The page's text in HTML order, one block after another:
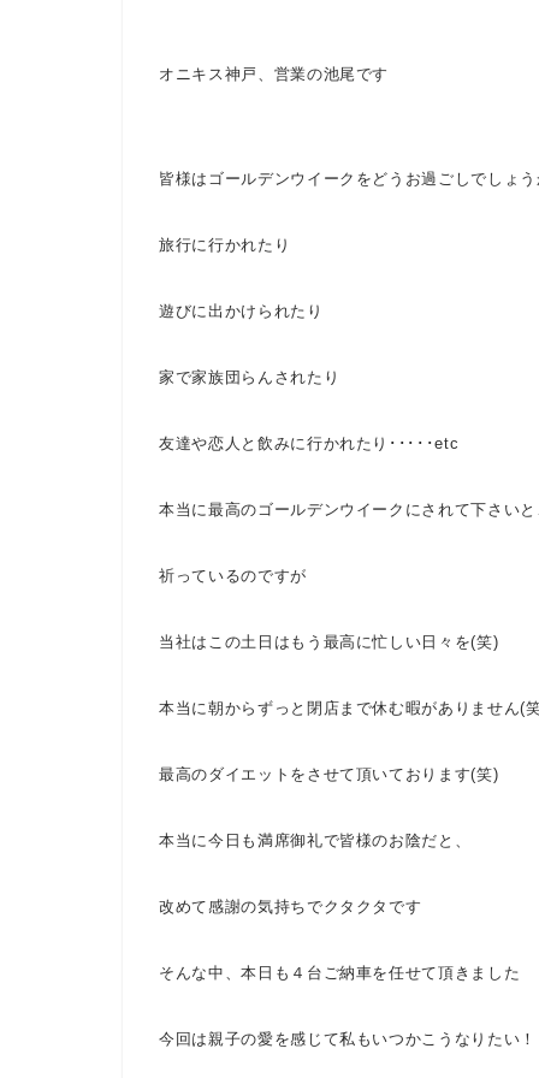
オニキス神戸、営業の池尾です
皆様はゴールデンウイークをどうお過ごしでしょ
旅行に行かれたり
遊びに出かけられたり
家で家族団らんされたり
友達や恋人と飲みに行かれたり･････etc
本当に最高のゴールデンウイークにされて下さい
祈っているのですが
当社はこの土日はもう最高に忙しい日々を(笑)
本当に朝からずっと閉店まで休む暇がありません(
最高のダイエットをさせて頂いております(笑)
本当に今日も満席御礼で皆様のお陰だと、
改めて感謝の気持ちでクタクタです
そんな中、本日も４台ご納車を任せて頂きました
今回は親子の愛を感じて私もいつかこうなりたい！